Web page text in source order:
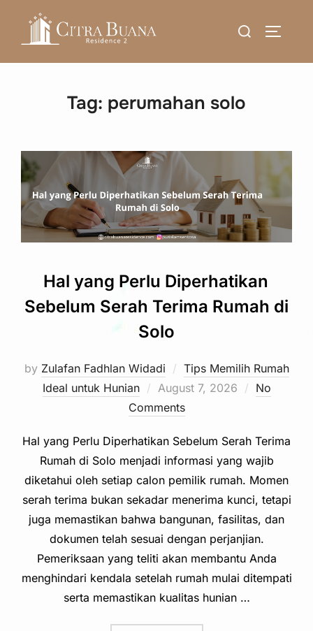
content
Search
Tag: perumahan solo
Hal yang Perlu Diperhatikan
Sebelum Serah Terima Rumah di
Solo
by Zulafan Fadhlan Widadi
Tips Memilih Rumah
Ideal untuk Hunian
Posted
on
August 7, 2026
No
Comments
Hal yang Perlu Diperhatikan Sebelum Serah Terima
Rumah di Solo menjadi informasi yang wajib
diketahui oleh setiap calon pemilik rumah. Momen
serah terima bukan sekadar menerima kunci, tetapi
juga memastikan bahwa bangunan, fasilitas, dan
dokumen telah sesuai dengan perjanjian.
Pemeriksaan yang teliti akan membantu Anda
menghindari kendala setelah rumah mulai ditempati
serta memastikan kualitas hunian …